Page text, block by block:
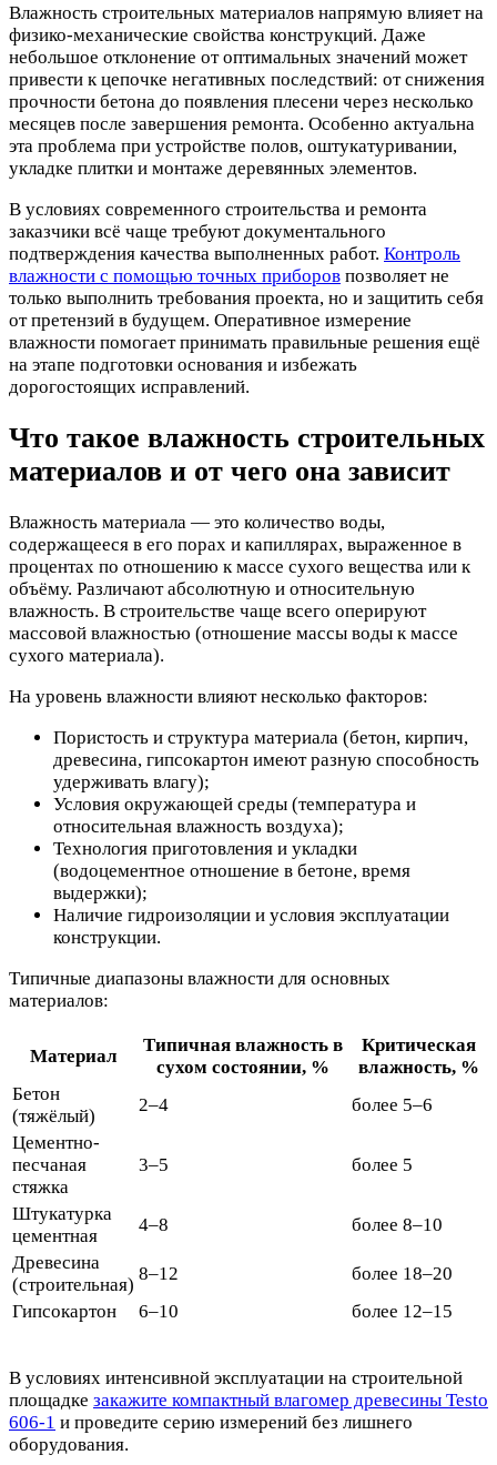
Влажность строительных материалов напрямую влияет на
физико-механические свойства конструкций. Даже
небольшое отклонение от оптимальных значений может
привести к цепочке негативных последствий: от снижения
прочности бетона до появления плесени через несколько
месяцев после завершения ремонта. Особенно актуальна
эта проблема при устройстве полов, оштукатуривании,
укладке плитки и монтаже деревянных элементов.
В условиях современного строительства и ремонта
заказчики всё чаще требуют документального
подтверждения качества выполненных работ. Контроль
влажности с помощью точных приборов позволяет не
только выполнить требования проекта, но и защитить себя
от претензий в будущем. Оперативное измерение
влажности помогает принимать правильные решения ещё
на этапе подготовки основания и избежать
дорогостоящих исправлений.
Что такое влажность строительных
материалов и от чего она зависит
Влажность материала — это количество воды,
содержащееся в его порах и капиллярах, выраженное в
процентах по отношению к массе сухого вещества или к
объёму. Различают абсолютную и относительную
влажность. В строительстве чаще всего оперируют
массовой влажностью (отношение массы воды к массе
сухого материала).
На уровень влажности влияют несколько факторов:
Пористость и структура материала (бетон, кирпич,
древесина, гипсокартон имеют разную способность
удерживать влагу);
Условия окружающей среды (температура и
относительная влажность воздуха);
Технология приготовления и укладки
(водоцементное отношение в бетоне, время
выдержки);
Наличие гидроизоляции и условия эксплуатации
конструкции.
Типичные диапазоны влажности для основных
материалов:
Материал
Типичная влажность в
сухом состоянии, %
Критическая
влажность, %
Бетон
(тяжёлый)
2–4
более 5–6
Цементно-
песчаная
стяжка
3–5 более 5
Штукатурка
цементная
4–8
более 8–10
Древесина
(строительная)
8–12
более 18–20
Гипсокартон
6–10 более 12–15
В условиях интенсивной эксплуатации на строительной
площадке закажите компактный влагомер древесины Testo
606-1 и проведите серию измерений без лишнего
оборудования.